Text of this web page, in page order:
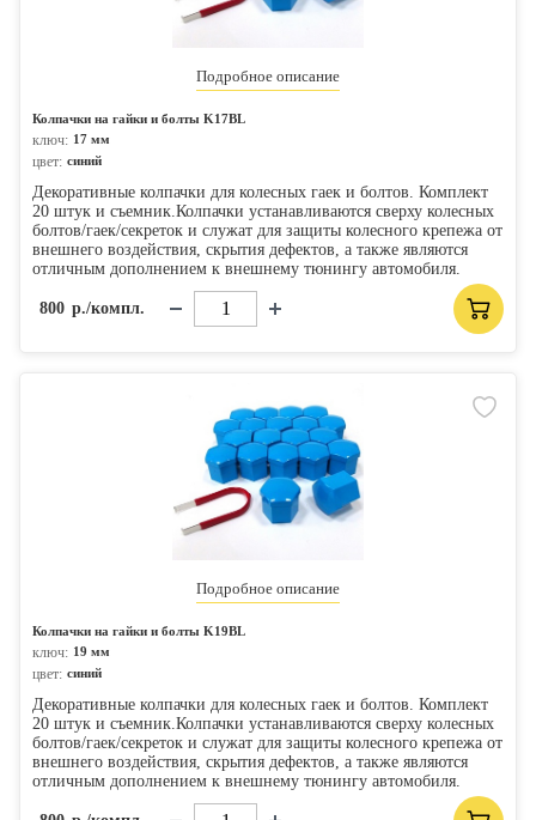
Подробное описание
Колпачки на гайки и болты K17BL
ключ: 17 мм
цвет: синий
Декоративные колпачки для колесных гаек и болтов. Комплект
20 штук и съемник.Колпачки устанавливаются сверху колесных
болтов/гаек/секреток и служат для защиты колесного крепежа от
внешнего воздействия, скрытия дефектов, а также являются
отличным дополнением к внешнему тюнингу автомобиля.
800 р./компл.
Подробное описание
Колпачки на гайки и болты K19BL
ключ: 19 мм
цвет: синий
Декоративные колпачки для колесных гаек и болтов. Комплект
20 штук и съемник.Колпачки устанавливаются сверху колесных
болтов/гаек/секреток и служат для защиты колесного крепежа от
внешнего воздействия, скрытия дефектов, а также являются
отличным дополнением к внешнему тюнингу автомобиля.